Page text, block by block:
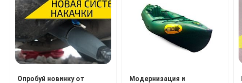
Опробуй новинку от
Модернизация и